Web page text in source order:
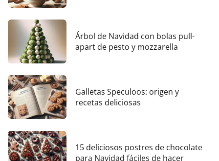
Árbol de Navidad con bolas pull-
apart de pesto y mozzarella
Galletas Speculoos: origen y
recetas deliciosas
15 deliciosos postres de chocolate
para Navidad fáciles de hacer